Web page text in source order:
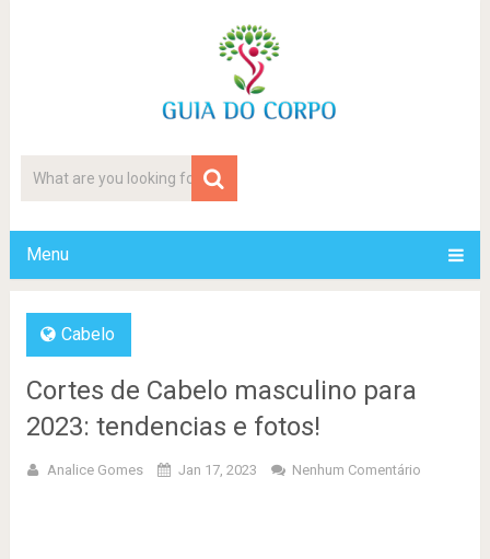
Menu
Cabelo
Cortes de Cabelo masculino para
2023: tendencias e fotos!
Analice Gomes Jan 17, 2023 Nenhum Comentário